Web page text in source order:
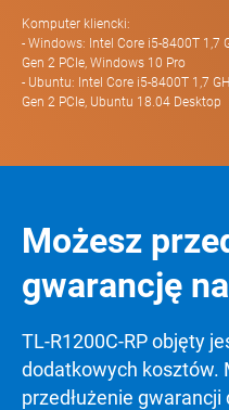
Komputer kliencki:
- Windows: Intel Core i5-8400T 1,7
Gen 2 PCIe, Windows 10 Pro
- Ubuntu: Intel Core i5-8400T 1,7
Gen 2 PCIe, Ubuntu 18.04 Desktop
Możesz
gwarancję
TL-R1200C-RP objęty
dodatkowych kosztów.
przedłużenie gwarancji